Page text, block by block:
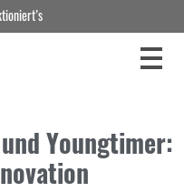
Youngtimer: